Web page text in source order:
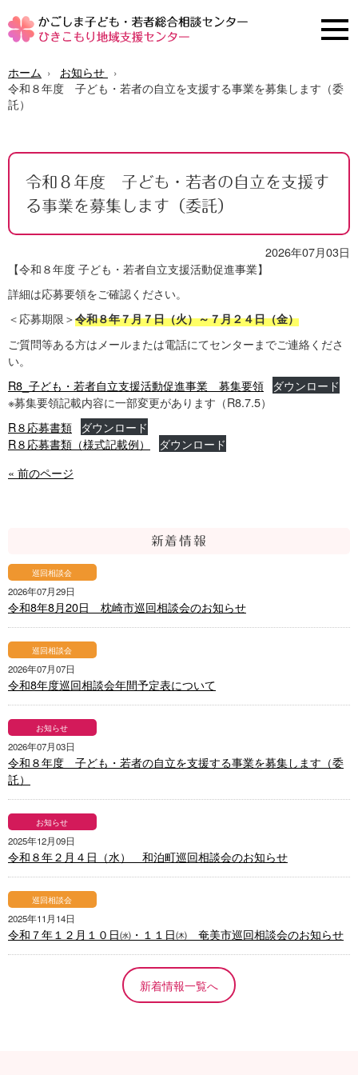
ホーム
お知らせ
令和８年度 子ども・若者の自立を支援する事業を募集します（委
託）
令和８年度 子ども・若者の自立を支援す
る事業を募集します（委託）
2026年07月03日
【令和８年度 子ども・若者自立支援活動促進事業】
詳細は応募要領をご確認ください。
＜応募期限＞令和８年７月７日（火）～７月２４日（金）
ご質問等ある方はメールまたは電話にてセンターまでご連絡くださ
い。
R8_子ども・若者自立支援活動促進事業 募集要領
ダウンロード
※募集要領記載内容に一部変更があります（R8.7.5）
R８応募書類
ダウンロード
R８応募書類（様式記載例）
ダウンロード
« 前のページ
新着情報
巡回相談会
2026年07月29日
令和8年8月20日 枕崎市巡回相談会のお知らせ
巡回相談会
2026年07月07日
令和8年度巡回相談会年間予定表について
お知らせ
2026年07月03日
令和８年度 子ども・若者の自立を支援する事業を募集します（委
託）
お知らせ
2025年12月09日
令和８年２月４日（水） 和泊町巡回相談会のお知らせ
巡回相談会
2025年11月14日
令和７年１２月１０日㈬・１１日㈭ 奄美市巡回相談会のお知らせ
新着情報一覧へ